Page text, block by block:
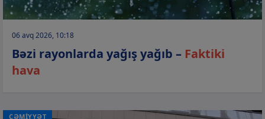
06 avq 2026, 10:18
Bəzi rayonlarda yağış yağıb – Faktiki
hava
CƏMİYYƏT